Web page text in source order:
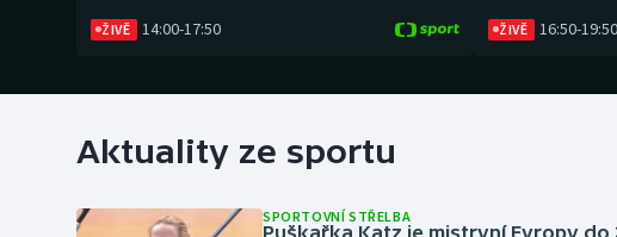
ŽIVĚ 14:00-17:50 ŽIVĚ 16:50-19:50
Aktuality ze sportu
SPORTOVNÍ STŘELBA
Puškařka Katz je mistryní Evropy do